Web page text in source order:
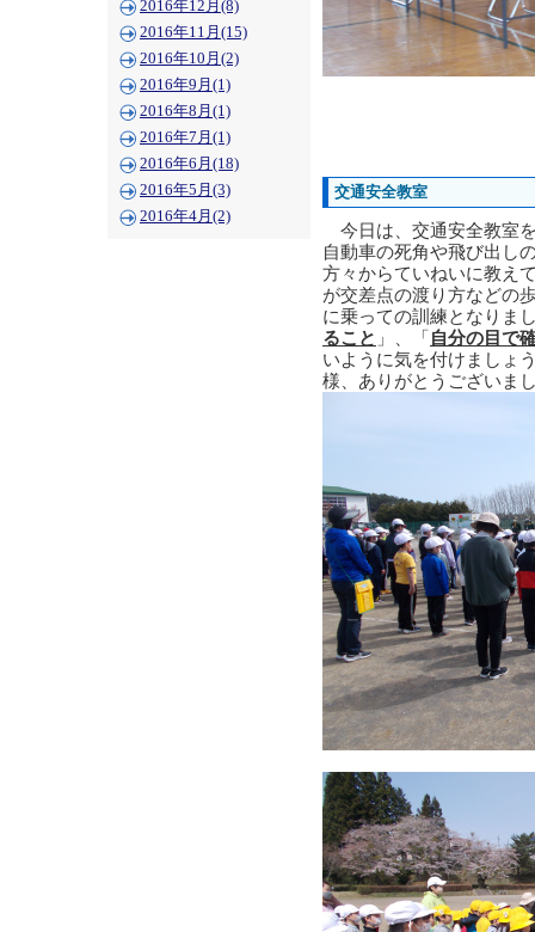
2016年12月(8)
2016年11月(15)
2016年10月(2)
2016年9月(1)
2016年8月(1)
2016年7月(1)
2016年6月(18)
2016年5月(3)
2016年4月(2)
交通安全教室
今日は、交通安全教室
自動車の死角や飛び出し
方々からていねいに教え
が交差点の渡り方などの
に乗っての訓練となりま
ること 」、「自分の目で
いように気を付けましょ
様、ありがとうございま